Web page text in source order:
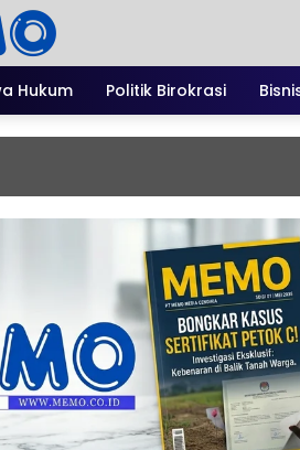
Hukum Politik Birokrasi